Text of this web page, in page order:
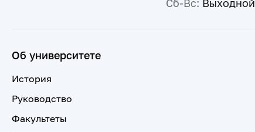
Сб-Вс: Выходной
Об университете
История
Руководство
Факультеты